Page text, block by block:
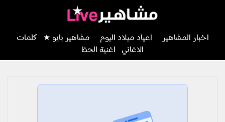
اخبار المشاهير اعياد ميلاد اليوم مشاهير بايو ★
كلمات
الاغاني
اغنية الحظ